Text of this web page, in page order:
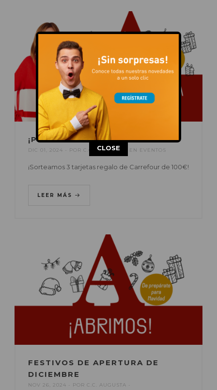
¡PREPÁRATE PARA NAVIDAD!
DIC 01, 2024 POR C.C. AUGUSTA EN EVENTOS
¡Sorteamos 3 tarjetas regalo de Carrefour de 100€!
LEER MÁS
FESTIVOS DE APERTURA DE
DICIEMBRE
NOV 26, 2024 POR C.C. AUGUSTA
This popup will close in:
CLOSE